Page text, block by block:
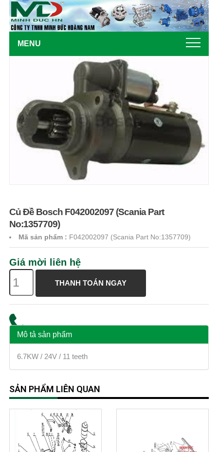
MENU
Củ Đề Bosch F042002097 (Scania Part
No:1357709)
Mã sản phẩm : F042002097 (Scania Part No:1357709)
Giá mời liên hệ
THANH TOÁN NGAY
Mô tả sản phẩm
6.7KW / 24V / 11 teeth
SẢN PHẨM LIÊN QUAN